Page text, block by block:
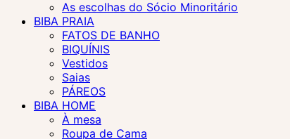
As escolhas do Sócio Minoritário
BIBA PRAIA
FATOS DE BANHO
BIQUÍNIS
Vestidos
Saias
PÁREOS
BIBA HOME
À mesa
Roupa de Cama